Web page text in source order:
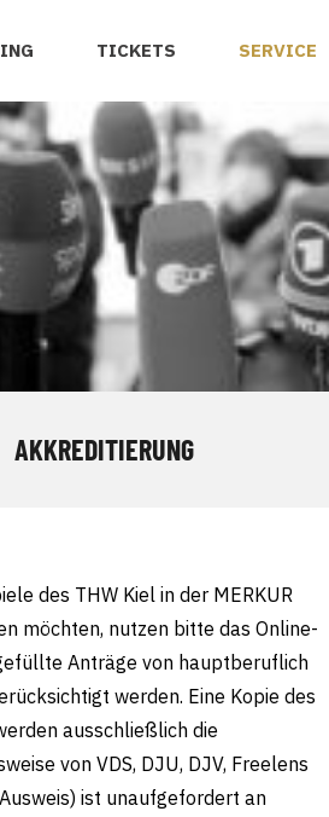
TICKETS SERVICE
AKKREDITIERUNG
des THW Kiel in der MERKUR
möchten, nutzen bitte das Online-
Anträge von hauptberuflich
werden. Eine Kopie des
ausschließlich die
von VDS, DJU, DJV, Freelens
ist unaufgefordert an